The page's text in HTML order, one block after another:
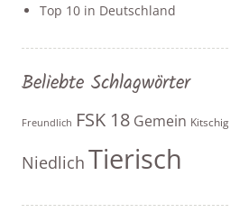
Top 10 in Deutschland
Beliebte Schlagwörter
Freundlich FSK 18 Gemein Kitschig
Niedlich Tierisch